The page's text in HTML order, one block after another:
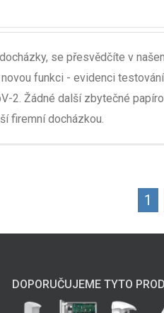
se přesvědčíte v
funkci - evidenci testování
2. Žádné další zbytečné
firemní docházkou.
1
DOPORUČUJEME TYTO